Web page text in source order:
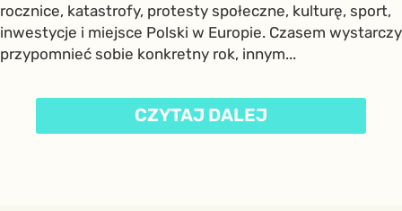
rocznice, katastrofy, protesty społeczne, kulturę, sport,
inwestycje i miejsce Polski w Europie. Czasem wystarczy
przypomnieć sobie konkretny rok, innym...
CZYTAJ DALEJ